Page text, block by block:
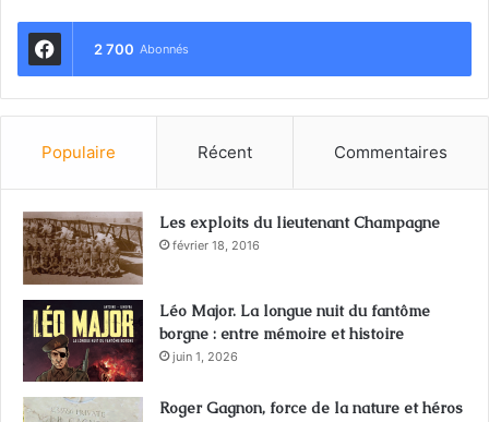
2 700 Abonnés
Populaire Récent Commentaires
Les exploits du lieutenant Champagne
février 18, 2016
Léo Major. La longue nuit du fantôme
borgne : entre mémoire et histoire
juin 1, 2026
Roger Gagnon, force de la nature et héros